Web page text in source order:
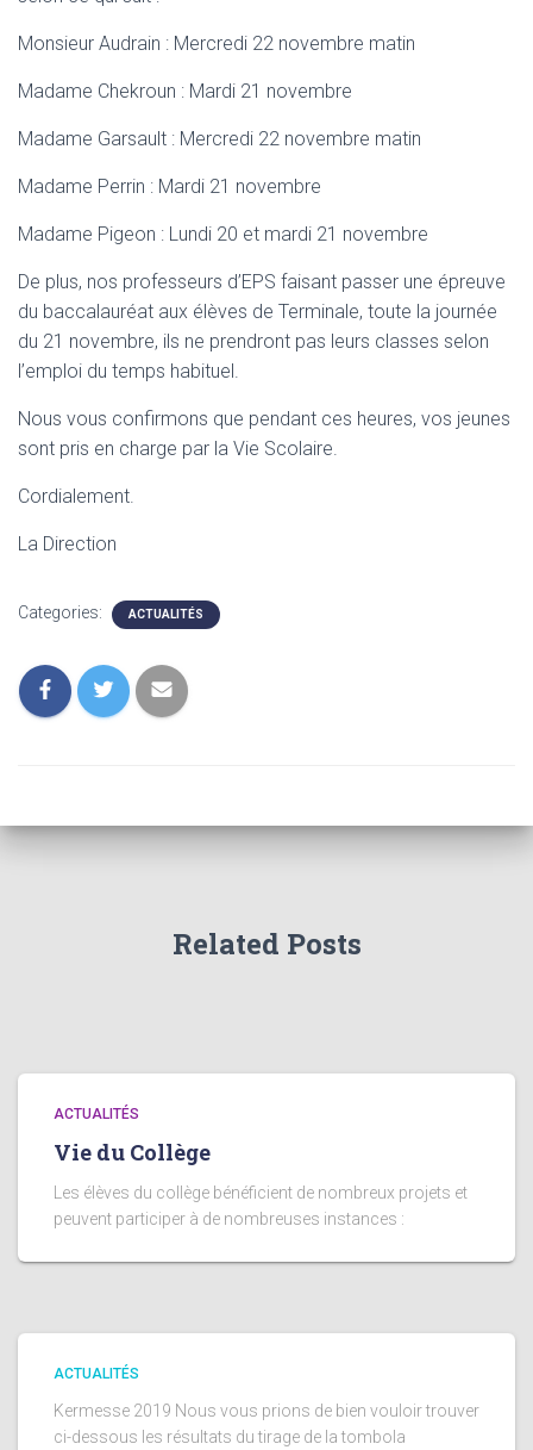
Monsieur Audrain : Mercredi 22 novembre matin
Madame Chekroun : Mardi 21 novembre
Madame Garsault : Mercredi 22 novembre matin
Madame Perrin : Mardi 21 novembre
Madame Pigeon : Lundi 20 et mardi 21 novembre
De plus, nos professeurs d’EPS faisant passer une épreuve
du baccalauréat aux élèves de Terminale, toute la journée
du 21 novembre, ils ne prendront pas leurs classes selon
l’emploi du temps habituel.
Nous vous confirmons que pendant ces heures, vos jeunes
sont pris en charge par la Vie Scolaire.
Cordialement.
La Direction
Categories: ACTUALITÉS
Related Posts
ACTUALITÉS
Vie du Collège
Les élèves du collège bénéficient de nombreux projets et
peuvent participer à de nombreuses instances :
ACTUALITÉS
Kermesse 2019 Nous vous prions de bien vouloir trouver
ci-dessous les résultats du tirage de la tombola